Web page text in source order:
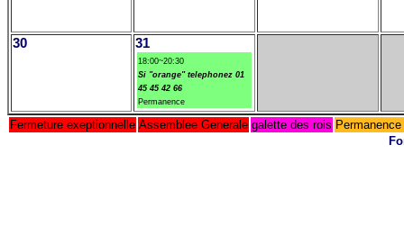
30 31
18:00~20:30
Si "orange" telephonez 01
45 45 42 66
Permanence
Fermeture exeptionnelle Assemblee Generale galette des rois